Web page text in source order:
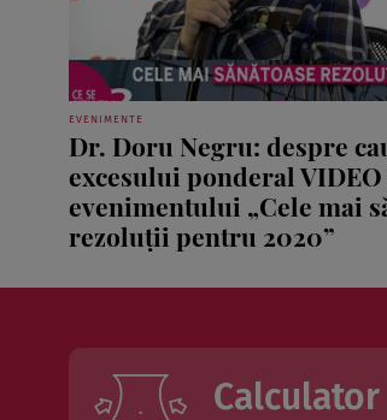
EVENIMENTE
Dr. Doru Negru: despre
excesului ponderal
evenimentului „Cele mai
rezoluţii pentru 2020”
Calculator